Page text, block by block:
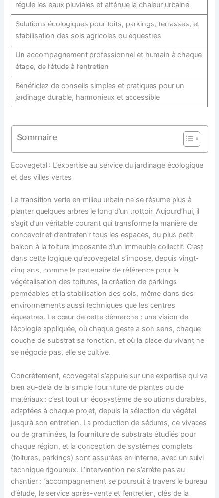
régule les eaux pluviales et atténue la chaleur urbaine
Solutions écologiques pour toits, parkings, terrasses, et
stabilisation des sols agricoles ou équestres
Un accompagnement professionnel et humain à chaque
étape, de l’étude à l’entretien
Bénéficiez de conseils simples et pratiques pour un
jardinage durable, harmonieux et accessible
Sommaire
Ecovegetal : L’expertise au service du jardinage écologique
et des villes vertes
La transition verte en milieu urbain ne se résume plus à
planter quelques arbres le long d’un trottoir. Aujourd’hui, il
s’agit d’un véritable courant qui transforme la manière de
concevoir et d’entretenir tous les espaces, du plus petit
balcon à la toiture imposante d’un immeuble collectif. C’est
dans cette logique qu’ecovegetal s’impose, depuis vingt-
cinq ans, comme le partenaire de référence pour la
végétalisation des toitures, la création de parkings
perméables et la stabilisation des sols, même dans des
environnements aussi techniques que les centres
équestres. Le cœur de cette démarche : une vision de
l’écologie appliquée, où chaque geste a son sens, chaque
couche de substrat sa fonction, et où la place du vivant ne
se négocie pas, elle se cultive.
Concrètement, ecovegetal s’appuie sur une expertise qui va
bien au-delà de la simple fourniture de plantes ou de
matériaux : c’est tout un écosystème de solutions durables,
adaptées à chaque projet, depuis la sélection du végétal
jusqu’à son entretien. La production de sédums, de vivaces
ou de graminées, la fourniture de substrats étudiés pour
chaque région, et la conception de systèmes complets
(toitures, parkings) sont assurées en interne, avec un suivi
technique rigoureux. L’intervention ne s’arrête pas au
chantier : l’accompagnement se poursuit à travers le bureau
d’étude, le service après-vente et l’entretien, clés de la